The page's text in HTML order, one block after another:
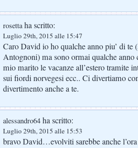
rosettaha scritto:
Luglio 29th, 2015 alle 15:47
Caro David io ho qualche anno piu’ di te
Antognoni) ma sono ormai qualche anno
mio marito le vacanze all’estero tramite
sui fiordi norvegesi ecc.. Ci divertiamo
divertimento anche a te.
alessandro64 ha scritto:
Luglio 29th, 2015 alle 15:53
bravo David…evolviti sarebbe anche